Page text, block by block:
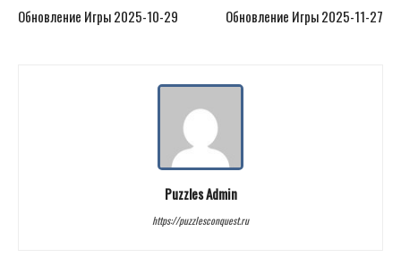
Обновление Игры 2025-10-29 Обновление Игры 2025-11-27
Puzzles Admin
https://puzzlesconquest.ru